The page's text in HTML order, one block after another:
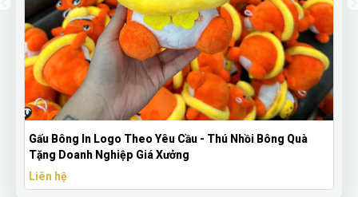
Gấu Bông In Logo Theo Yêu Cầu - Thú Nhồi Bông Quà
Tặng Doanh Nghiệp Giá Xưởng
Liên hệ